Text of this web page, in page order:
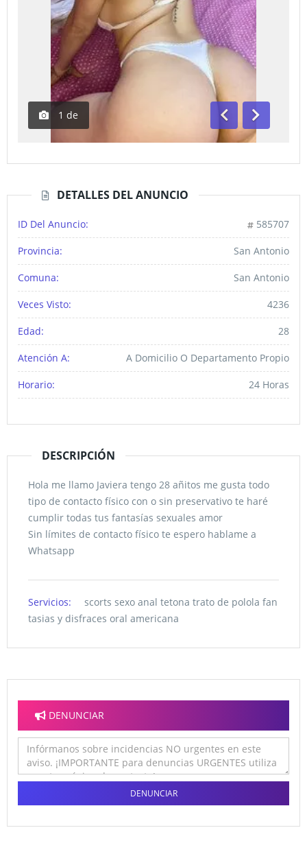
1 de
AnteriorSiguiente
DETALLES DEL ANUNCIO
ID Del Anuncio: 585707
Provincia: San Antonio
Comuna: San Antonio
Veces Visto: 4236
Edad: 28
Atención A: A Domicilio O Departamento Propio
Horario: 24 Horas
DESCRIPCIÓN
Hola me llamo Javiera tengo 28 añitos me gusta todo
tipo de contacto físico con o sin preservativo te haré
cumplir todas tus fantasías sexuales amor
Sin límites de contacto físico te espero hablame a
Whatsapp
Servicios:
scorts sexo anal tetona trato de polola fan
tasias y disfraces oral americana
DENUNCIAR
DENUNCIAR